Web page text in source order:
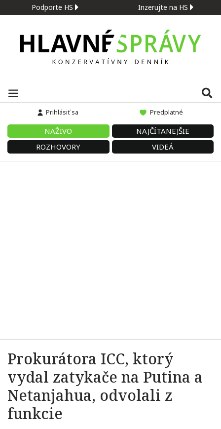
Podporte HS Inzerujte na HS
Prihlásiť sa Predplatné
NAŽIVO
NAJČÍTANEJŠIE
ROZHOVORY
VIDEÁ
Prokurátora ICC, ktorý
vydal zatykače na Putina a
Netanjahua, odvolali z
funkcie